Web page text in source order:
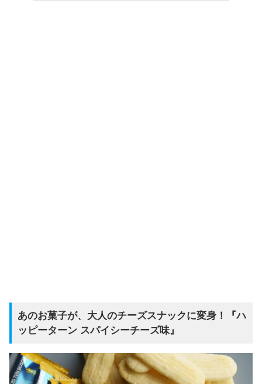
あのお菓子が、大人のチーズスナックに変身！『ハ
ッピーターン スパイシーチーズ味』